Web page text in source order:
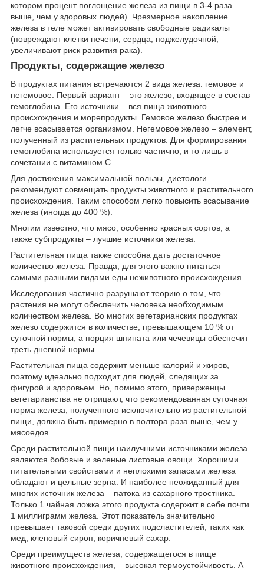
котором процент поглощение железа из пищи в 3-4 раза
выше, чем у здоровых людей). Чрезмерное накопление
железа в теле может активировать свободные радикалы
(повреждают клетки печени, сердца, поджелудочной,
увеличивают риск развития рака).
Продукты, содержащие железо
В продуктах питания встречаются 2 вида железа: гемовое и
негемовое. Первый вариант – это железо, входящее в состав
гемоглобина. Его источники – вся пища животного
происхождения и морепродукты. Гемовое железо быстрее и
легче всасывается организмом. Негемовое железо – элемент,
полученный из растительных продуктов. Для формирования
гемоглобина используется только частично, и то лишь в
сочетании с витамином С.
Для достижения максимальной пользы, диетологи
рекомендуют совмещать продукты животного и растительного
происхождения. Таким способом легко повысить всасывание
железа (иногда до 400 %).
Многим известно, что мясо, особенно красных сортов, а
также субпродукты – лучшие источники железа.
Растительная пища также способна дать достаточное
количество железа. Правда, для этого важно питаться
самыми разными видами еды неживотного происхождения.
Исследования частично разрушают теорию о том, что
растения не могут обеспечить человека необходимым
количеством железа. Во многих вегетарианских продуктах
железо содержится в количестве, превышающем 10 % от
суточной нормы, а порция шпината или чечевицы обеспечит
треть дневной нормы.
Растительная пища содержит меньше калорий и жиров,
поэтому идеально подходит для людей, следящих за
фигурой и здоровьем. Но, помимо этого, приверженцы
вегетарианства не отрицают, что рекомендованная суточная
норма железа, полученного исключительно из растительной
пищи, должна быть примерно в полтора раза выше, чем у
мясоедов.
Среди растительной пищи наилучшими источниками железа
являются бобовые и зеленые листовые овощи. Хорошими
питательными свойствами и неплохими запасами железа
обладают и цельные зерна. И наиболее неожиданный для
многих источник железа – патока из сахарного тростника.
Только 1 чайная ложка этого продукта содержит в себе почти
1 миллиграмм железа. Этот показатель значительно
превышает таковой среди других подсластителей, таких как
мед, кленовый сироп, коричневый сахар.
Среди преимуществ железа, содержащегося в пище
животного происхождения, – высокая термоустойчивость. А